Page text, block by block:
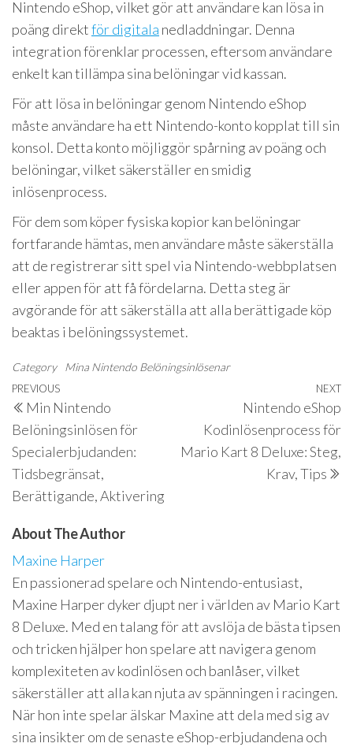
Nintendo eShop, vilket gör att användare kan lösa in
poäng direktför digitala nedladdningar. Denna
integration förenklar processen, eftersom användare
enkelt kan tillämpa sina belöningar vid kassan.
För att lösa in belöningar genom Nintendo eShop
måste användare ha ett Nintendo-konto kopplat till sin
konsol. Detta konto möjliggör spårning av poäng och
belöningar, vilket säkerställer en smidig
inlösenprocess.
För dem som köper fysiska kopior kan belöningar
fortfarande hämtas, men användare måste säkerställa
att de registrerar sitt spel via Nintendo-webbplatsen
eller appen för att få fördelarna. Detta steg är
avgörande för att säkerställa att alla berättigade köp
beaktas i belöningssystemet.
Category Mina Nintendo Belöningsinlösenar
Post
navigation
Previous
Post
PREVIOUS
Min Nintendo
Belöningsinlösen för
Specialerbjudanden:
Tidsbegränsat,
Berättigande, Aktivering
NEXT
Nintendo eShop
Kodinlösenprocess för
Mario Kart 8 Deluxe: Steg,
Krav, Tips
About The Author
Maxine Harper
En passionerad spelare och Nintendo-entusiast,
Maxine Harper dyker djupt ner i världen av Mario Kart
8 Deluxe. Med en talang för att avslöja de bästa tipsen
och tricken hjälper hon spelare att navigera genom
komplexiteten av kodinlösen och banlåser, vilket
säkerställer att alla kan njuta av spänningen i racingen.
När hon inte spelar älskar Maxine att dela med sig av
sina insikter om de senaste eShop-erbjudandena och